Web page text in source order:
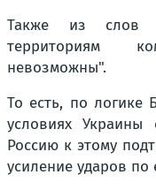
Также из слов
территориям
невозможны".
То есть, по логике
условиях Украины
Россию к этому
усиление ударов по